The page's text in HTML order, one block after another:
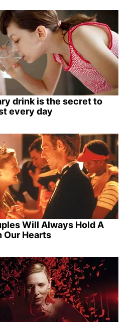
drink is the secret to
every day
Will Always Hold A
Our Hearts